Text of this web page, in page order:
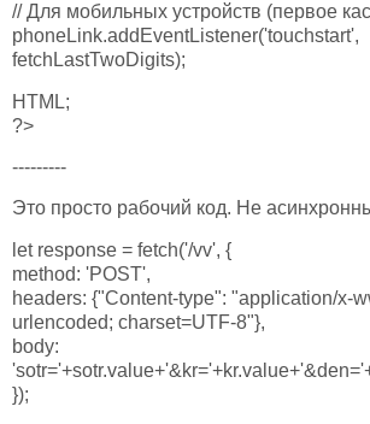
// Для мобильных устройств (первое
phoneLink.addEventListener('touchstart',
fetchLastTwoDigits);
HTML;
?>
---------
Это просто рабочий код. Не
let response = fetch('/vv', {
method: 'POST',
headers: {"Content-type": "application/x-
urlencoded; charset=UTF-8"},
body:
});